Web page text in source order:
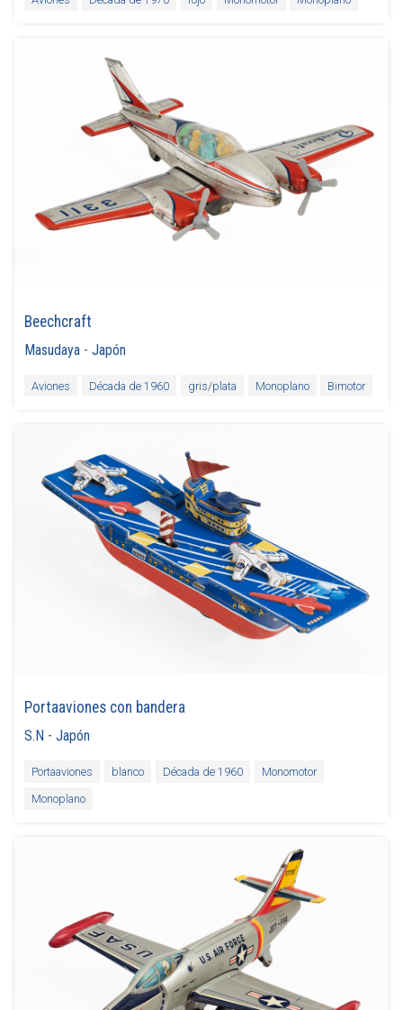
Beechcraft
Masudaya -Japón
Aviones Década de 1960 gris/plata Monoplano Bimotor
Portaaviones con bandera
S.N -Japón
Portaaviones blanco Década de 1960
Monomotor
Monoplano